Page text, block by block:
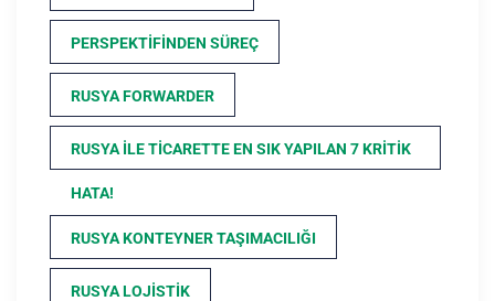
PERSPEKTIFINDEN SÜREÇ
RUSYA FORWARDER
RUSYA ILE TICARETTE EN SIK YAPILAN 7 KRITIK
HATA!
RUSYA KONTEYNER TAŞIMACILIĞI
RUSYA LOJISTIK